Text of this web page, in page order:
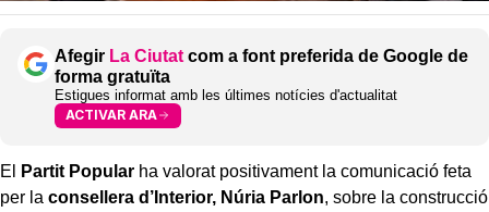
Afegir La Ciutat com a font preferida de Google de
forma gratuïta
Estigues informat amb les últimes notícies d'actualitat
ACTIVAR ARA
El Partit Popular ha valorat positivament la comunicació feta
per la consellera d’Interior, Núria Parlon, sobre la construcció